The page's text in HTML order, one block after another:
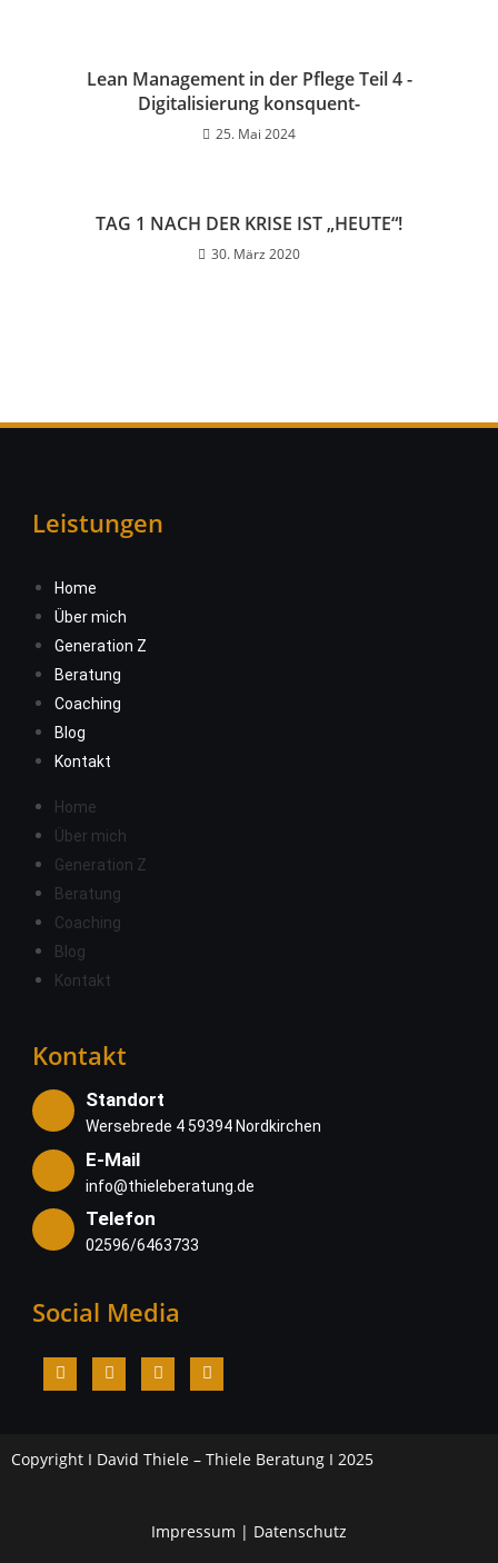
Lean Management in der Pflege Teil 4 -
Digitalisierung konsquent-
25. Mai 2024
TAG 1 NACH DER KRISE IST „HEUTE“!
30. März 2020
Leistungen
Home
Über mich
Generation Z
Beratung
Coaching
Blog
Kontakt
Home
Über mich
Generation Z
Beratung
Coaching
Blog
Kontakt
Kontakt
Standort
Wersebrede 4 59394 Nordkirchen
E-Mail
info@thieleberatung.de
Telefon
02596/6463733
Social Media
Copyright I David Thiele – Thiele Beratung I 2025
Impressum | Datenschutz